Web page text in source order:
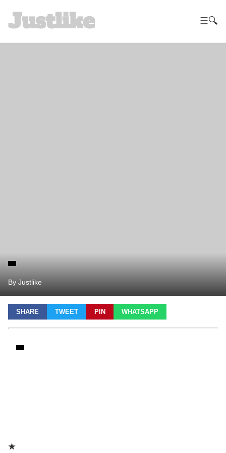
Justlike ☰🔍
By Justlike
SHARE TWEET PIN WHATSAPP
★